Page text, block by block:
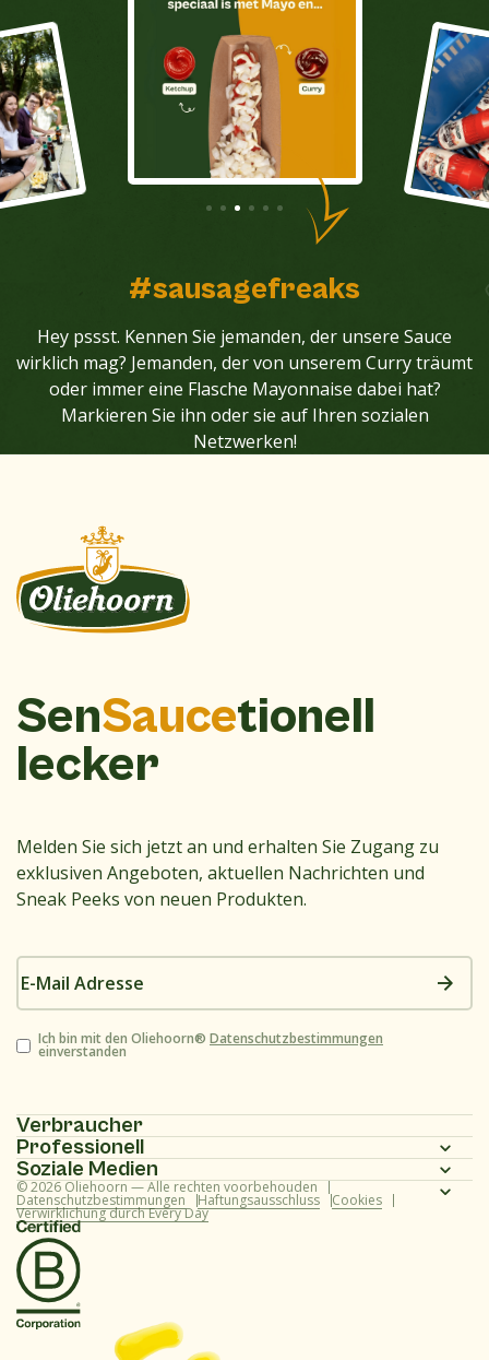
#sausagefreaks
Hey pssst. Kennen Sie jemanden, der unsere Sauce
wirklich mag? Jemanden, der von unserem Curry träumt
oder immer eine Flasche Mayonnaise dabei hat?
Markieren Sie ihn oder sie auf Ihren sozialen
Netzwerken!
SenSaucetionell
lecker
Melden Sie sich jetzt an und erhalten Sie Zugang zu
exklusiven Angeboten, aktuellen Nachrichten und
Sneak Peeks von neuen Produkten.
E-
Mail
Zustimmung
Ich bin mit den Oliehoorn® Datenschutzbestimmungen
einverstanden
Verbraucher
Homepage
Produktpalette
Rezepte
Über uns
Häufig gestellte Fragen (Verbraucher)
Professionell
Homepage
Produktpalette
Rezepte
Über uns
Häufig gestellte Fragen (professionell)
Soziale Medien
Instagram
Facebook
Youtube
TikTok
© 2026 Oliehoorn — Alle rechten voorbehouden
Datenschutzbestimmungen Haftungsausschluss Cookies
Verwirklichung durch Every Day